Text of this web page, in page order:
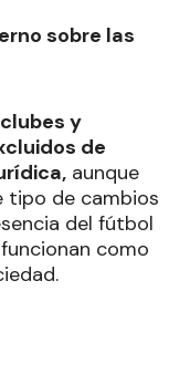
sobre las
y
de
aunque
tipo de cambios
del fútbol
como